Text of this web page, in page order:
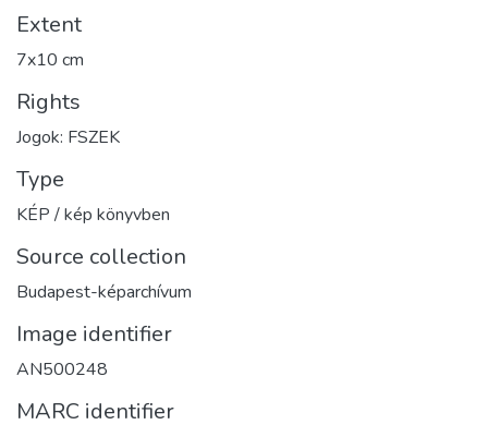
Extent
7x10 cm
Rights
Jogok: FSZEK
Type
KÉP / kép könyvben
Source collection
Budapest-képarchívum
Image identifier
AN500248
MARC identifier